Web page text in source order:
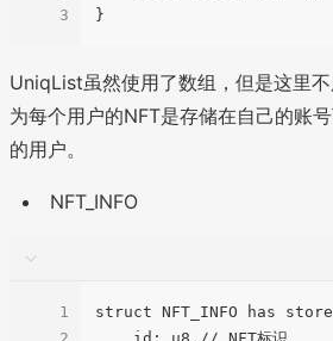
3
UniqList虽然使用了数组，但是这里
为每个用户的NFT是存储在自己的账
的用户。
NFT_INFO
1
struct NFT_INFO has